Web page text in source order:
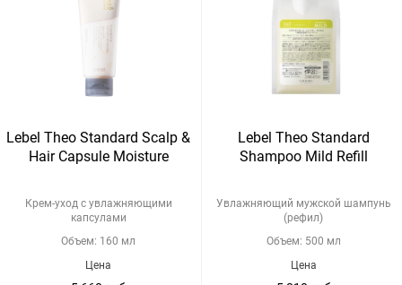
Lebel Theo Standard Scalp &
Hair Capsule Moisture
Крем-уход с увлажняющими
капсулами
Объем: 160 мл
Цена
Lebel Theo Standard
Shampoo Mild Refill
Увлажняющий мужской шампунь
(рефил)
Объем: 500 мл
Цена